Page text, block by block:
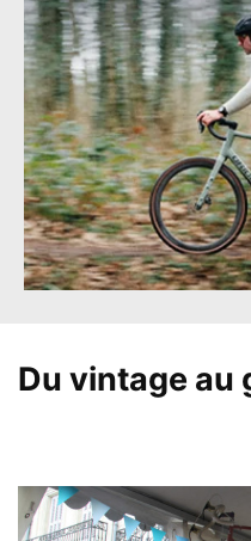
Du vintage au